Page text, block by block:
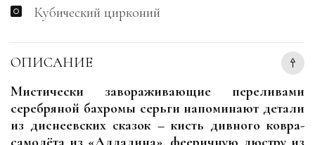
Кубический цирконий
ОПИСАНИЕ
Мистически завораживающие переливами
серебряной бахромы серьги напоминают детали
из диснеевских сказок – кисть дивного ковра-